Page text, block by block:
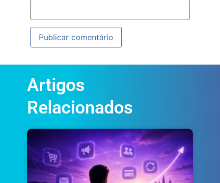
Artigos
Relacionados